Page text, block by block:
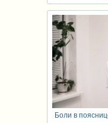
Боли в